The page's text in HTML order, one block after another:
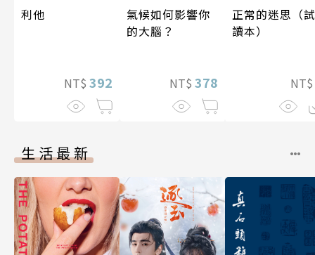
利他
NT$ 392
氣候如何影響你
的大腦？
NT$ 378
正常的迷思（試
讀本）
NT$
生活最新